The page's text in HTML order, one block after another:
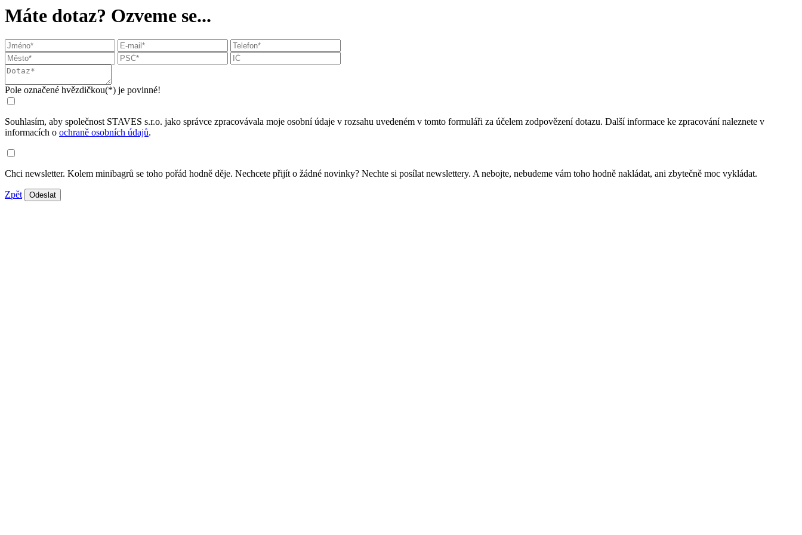
Máte dotaz? Ozveme se...
Pole označené hvězdičkou(*) je povinné!
Souhlasím, aby společnost STAVES s.r.o. jako správce zpracovávala moje osobní údaje v rozsahu uvedeném v tomto formuláři za účelem zodpovězení dotazu. Další informace ke zpracování naleznete v
informacích o ochraně osobních údajů.
Chci newsletter. Kolem minibagrů se toho pořád hodně děje. Nechcete přijít o žádné novinky? Nechte si posílat newslettery. A nebojte, nebudeme vám toho hodně nakládat, ani zbytečně moc vykládat.
Zpět Odeslat